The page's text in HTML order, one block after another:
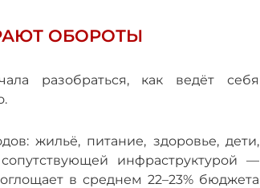
ОБОРОТЫ
разобраться, как ведёт себя
жильё, питание, здоровье, дети,
инфраструктурой —
в среднем 22–23% бюджета